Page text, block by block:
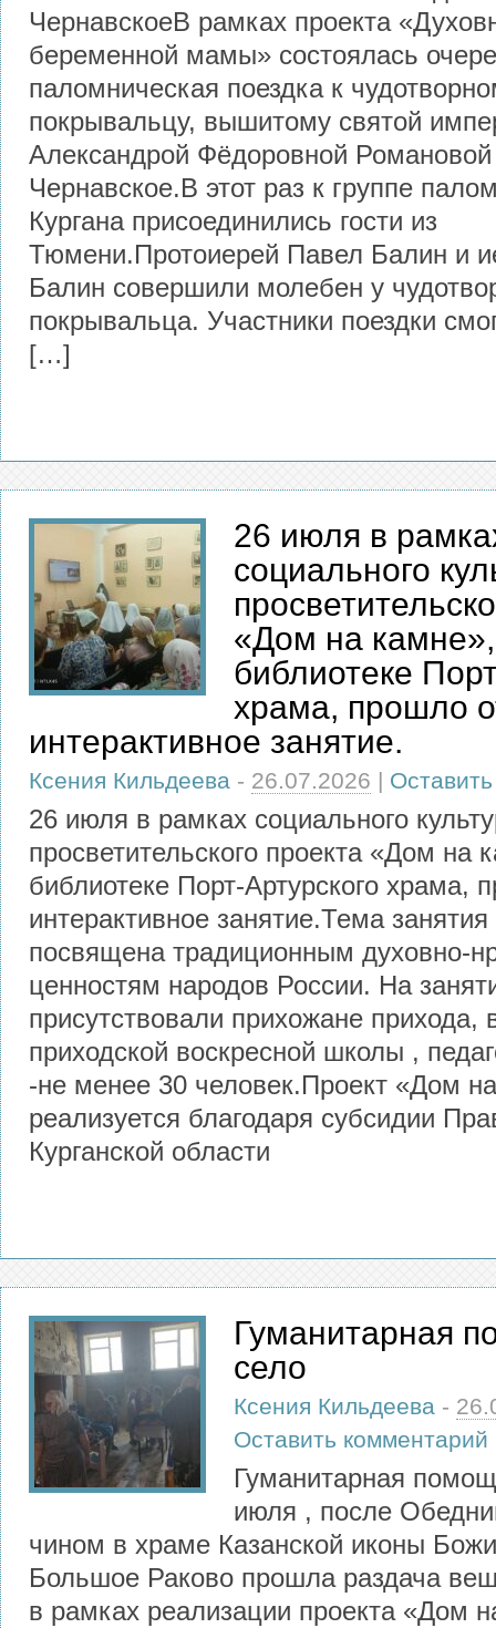
ЧернавскоеВ рамках проекта
беременной мамы» состоялась
паломническая поездка к
покрывальцу, вышитому святой
Александрой Фёдоровной
Чернавское.В этот раз к группе
Кургана присоединились гости из
Тюмени.Протоиерей Павел Балин и
Балин совершили молебен у
покрывальца. Участники поездки
[…]
26 июля в
социального
«Дом на
библиотеке
храма, прошло
интерактивное занятие.
Ксения Кильдеева - 26.07.2026 |
26 июля в рамках социального
просветительского проекта «Дом на
библиотеке Порт-Артурского храма,
интерактивное занятие.Тема
посвящена традиционным духовно-
ценностям народов России. На
присутствовали прихожане прихода,
приходской воскресной школы ,
-не менее 30 человек.Проект «Дом
реализуется благодаря субсидии
Курганской области
Гуманитарная
село
Ксения Кильдеева -
Оставить комментарий
Гуманитарная
июля , после
чином в храме Казанской иконы
Большое Раково прошла раздача
в рамках реализации проекта «Дом